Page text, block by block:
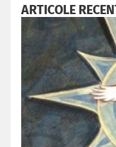
ARTICOLE